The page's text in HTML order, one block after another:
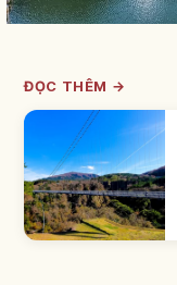
ĐỌC THÊM →